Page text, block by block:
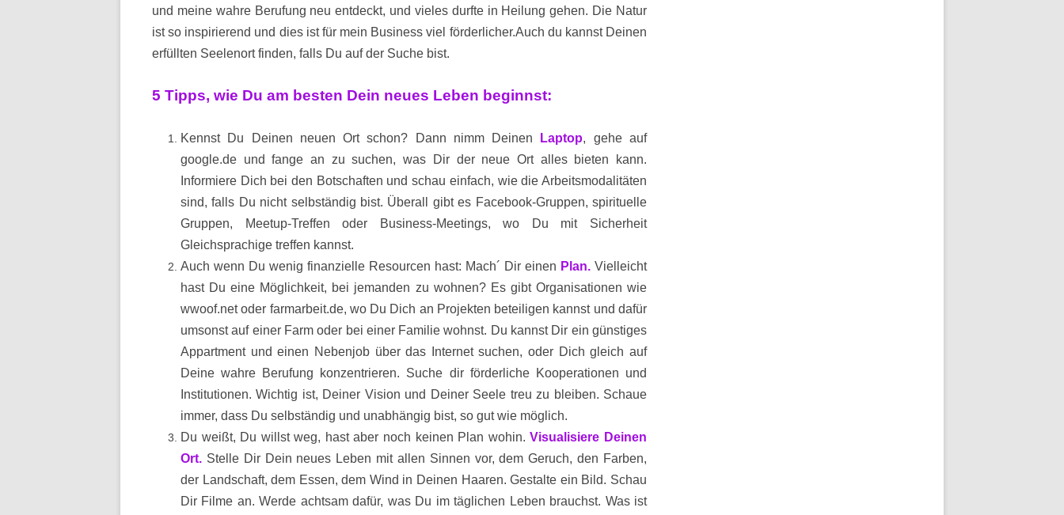
und meine wahre Berufung neu entdeckt, und vieles durfte in Heilung gehen. Die Natur
ist so inspirierend und dies ist für mein Business viel förderlicher.Auch du kannst Deinen
erfüllten Seelenort finden, falls Du auf der Suche bist.
5 Tipps, wie Du am besten Dein neues Leben beginnst:
Kennst Du Deinen neuen Ort schon? Dann nimm Deinen Laptop, gehe auf
google.de und fange an zu suchen, was Dir der neue Ort alles bieten kann.
Informiere Dich bei den Botschaften und schau einfach, wie die Arbeitsmodalitäten
sind, falls Du nicht selbständig bist. Überall gibt es Facebook-Gruppen, spirituelle
Gruppen, Meetup-Treffen oder Business-Meetings, wo Du mit Sicherheit
Gleichsprachige treffen kannst.
Auch wenn Du wenig finanzielle Resourcen hast: Mach´ Dir einen Plan. Vielleicht
hast Du eine Möglichkeit, bei jemanden zu wohnen? Es gibt Organisationen wie
wwoof.net oder farmarbeit.de, wo Du Dich an Projekten beteiligen kannst und dafür
umsonst auf einer Farm oder bei einer Familie wohnst. Du kannst Dir ein günstiges
Appartment und einen Nebenjob über das Internet suchen, oder Dich gleich auf
Deine wahre Berufung konzentrieren. Suche dir förderliche Kooperationen und
Institutionen. Wichtig ist, Deiner Vision und Deiner Seele treu zu bleiben. Schaue
immer, dass Du selbständig und unabhängig bist, so gut wie möglich.
Du weißt, Du willst weg, hast aber noch keinen Plan wohin.Visualisiere Deinen
Ort. Stelle Dir Dein neues Leben mit allen Sinnen vor, dem Geruch, den Farben,
der Landschaft, dem Essen, dem Wind in Deinen Haaren. Gestalte ein Bild. Schau
Dir Filme an. Werde achtsam dafür, was Du im täglichen Leben brauchst. Was ist